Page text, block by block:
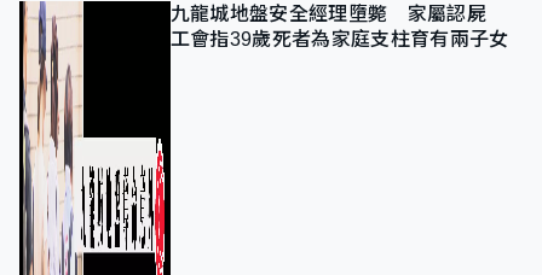
九龍城地盤安全經理墮斃 家屬認屍
工會指39歲死者為家庭支柱育有兩子女